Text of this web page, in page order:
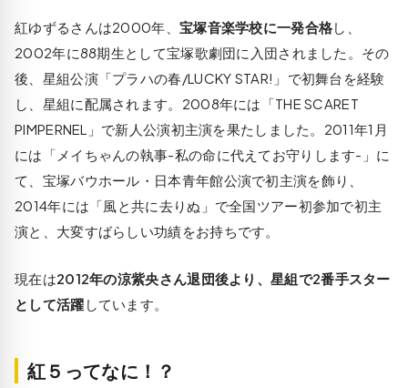
紅ゆずるさんは2000年、 宝塚音楽学校に一発合格し、
2002年に88期生として宝塚歌劇団に入団されました。その
後、星組公演「プラハの春/LUCKY STAR!」で初舞台を経験
し、星組に配属されます。2008年には「THE SCARET
PIMPERNEL」で新人公演初主演を果たしました。2011年1月
には「メイちゃんの執事-私の命に代えてお守りします-」に
て、宝塚バウホール・日本青年館公演で初主演を飾り、
2014年には「風と共に去りぬ」で全国ツアー初参加で初主
演と、大変すばらしい功績をお持ちです。
現在は2012年の涼紫央さん退団後より、星組で2番手スター
として活躍 しています。
紅５ってなに！？